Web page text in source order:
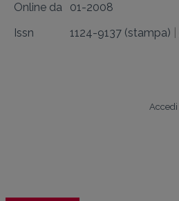
Online da
01-2008
Issn
1124-9137 (stampa)
Accedi